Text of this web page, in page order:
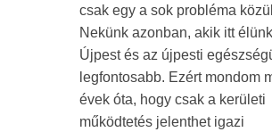
csak egy a sok probléma
Nekünk azonban, akik itt
Újpest és az újpesti
legfontosabb. Ezért mondom
évek óta, hogy csak a kerületi
működtetés jelenthet igazi